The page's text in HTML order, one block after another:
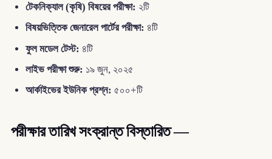
টেকনিক্যাল (কৃষি) বিষয়ের পরীক্ষা: ২টি
বিষয়ভিত্তিক জেনারেল পার্টের পরীক্ষা: ৪টি
ফুল মডেল টেস্ট: ৪টি
লাইভ পরীক্ষা শুরু: ১৯ জুন, ২০২৫
আর্কাইভের ইউনিক প্রশ্ন: ৫০০+টি
পরীক্ষার তারিখ সংক্রান্ত বিস্তারিত —